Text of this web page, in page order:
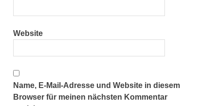
Website
Name, E-Mail-Adresse und Website in diesem
Browser für meinen nächsten Kommentar